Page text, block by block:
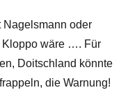
Nagelsmann oder
Kloppo wäre …. Für
Doitschland könnte
die Warnung!